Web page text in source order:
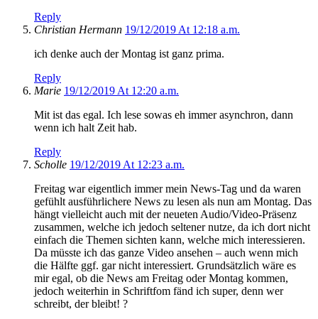
Reply
Christian Hermann 19/12/2019 At 12:18 a.m.
ich denke auch der Montag ist ganz prima.
Reply
Marie 19/12/2019 At 12:20 a.m.
Mit ist das egal. Ich lese sowas eh immer asynchron, dann
wenn ich halt Zeit hab.
Reply
Scholle 19/12/2019 At 12:23 a.m.
Freitag war eigentlich immer mein News-Tag und da waren
gefühlt ausführlichere News zu lesen als nun am Montag. Das
hängt vielleicht auch mit der neueten Audio/Video-Präsenz
zusammen, welche ich jedoch seltener nutze, da ich dort nicht
einfach die Themen sichten kann, welche mich interessieren.
Da müsste ich das ganze Video ansehen – auch wenn mich
die Hälfte ggf. gar nicht interessiert. Grundsätzlich wäre es
mir egal, ob die News am Freitag oder Montag kommen,
jedoch weiterhin in Schriftfom fänd ich super, denn wer
schreibt, der bleibt! ?